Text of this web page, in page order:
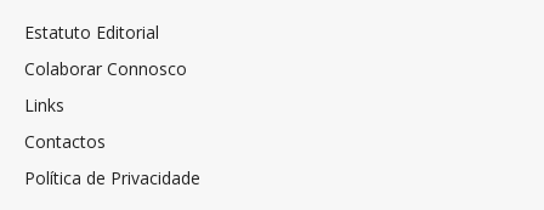
Estatuto Editorial
Colaborar Connosco
Links
Contactos
Política de Privacidade